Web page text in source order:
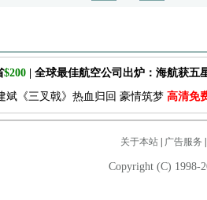
$200 | 全球最佳航空公司出炉：海航获五
斌《三叉戟》热血归回 豪情筑梦 高清免
关于本站| 广告服务
Copyright (C) 1998-